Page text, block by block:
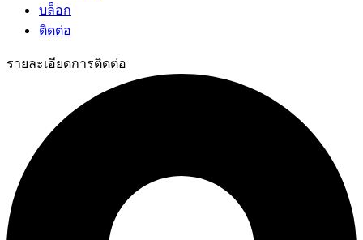
บล็อก
ติดต่อ
รายละเอียดการติดต่อ